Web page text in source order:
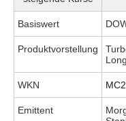
Basiswert
Produktvorstellung
Long
WKN
Emittent